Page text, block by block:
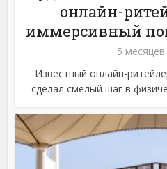
онлайн-
иммерсивный
5
Известный онлайн-
сделал смелый шаг в